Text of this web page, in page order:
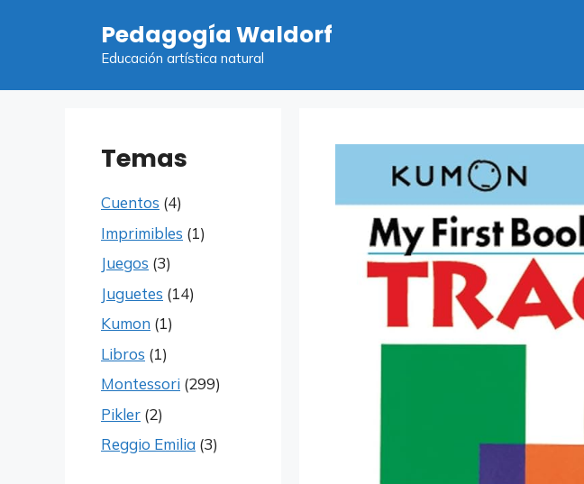
Pedagogía Waldorf
Educación artística natural
Temas
Cuentos (4)
Imprimibles (1)
Juegos (3)
Juguetes (14)
Kumon (1)
Libros (1)
Montessori (299)
Pikler (2)
Reggio Emilia (3)